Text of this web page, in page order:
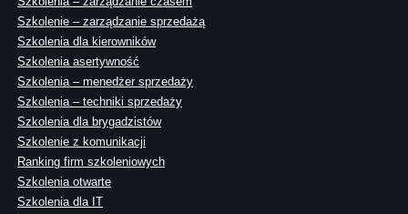
Szkolenie – zarządzanie sprzedażą
Szkolenia dla kierowników
Szkolenia asertywność
Szkolenia – menedżer sprzedaży
Szkolenia – techniki sprzedaży
Szkolenia dla brygadzistów
Szkolenie z komunikacji
Ranking firm szkoleniowych
Szkolenia otwarte
Szkolenia dla IT